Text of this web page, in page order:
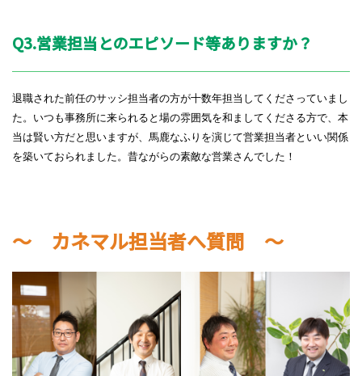
Q3.営業担当とのエピソード等ありますか？
退職された前任のサッシ担当者の方が十数年担当してくださっていまし
た。いつも事務所に来られると場の雰囲気を和ましてくださる方で、本
当は賢い方だと思いますが、馬鹿なふりを演じて営業担当者といい関係
を築いておられました。昔ながらの素敵な営業さんでした！
～ カネマル担当者へ質問 ～